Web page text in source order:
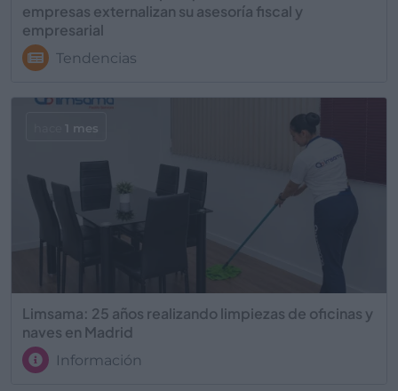
empresas externalizan su asesoría fiscal y
empresarial
Tendencias
Limsama: 25 años realizando limpiezas de oficinas y
naves en Madrid
Información
1 mes